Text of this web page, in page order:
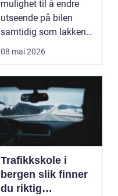
mulighet til å endre
utseende på bilen
samtidig som lakken
får et ekstra lag m...
08 mai 2026
Trafikkskole i
bergen slik finner
du riktig